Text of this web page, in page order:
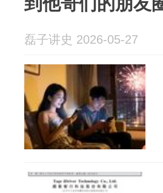
磊子讲史 2026-05-27